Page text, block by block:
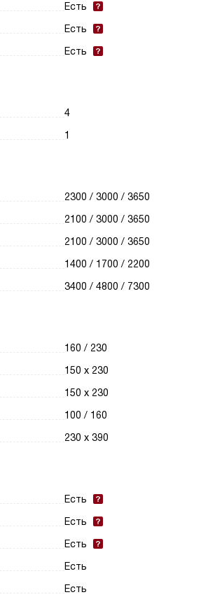
Есть
Есть
Есть
4
1
2300 / 3000 / 3650
2100 / 3000 / 3650
2100 / 3000 / 3650
1400 / 1700 / 2200
3400 / 4800 / 7300
160 / 230
150 х 230
150 х 230
100 / 160
230 х 390
Есть
Есть
Есть
Есть
Есть